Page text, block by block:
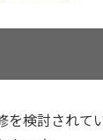
検討されて